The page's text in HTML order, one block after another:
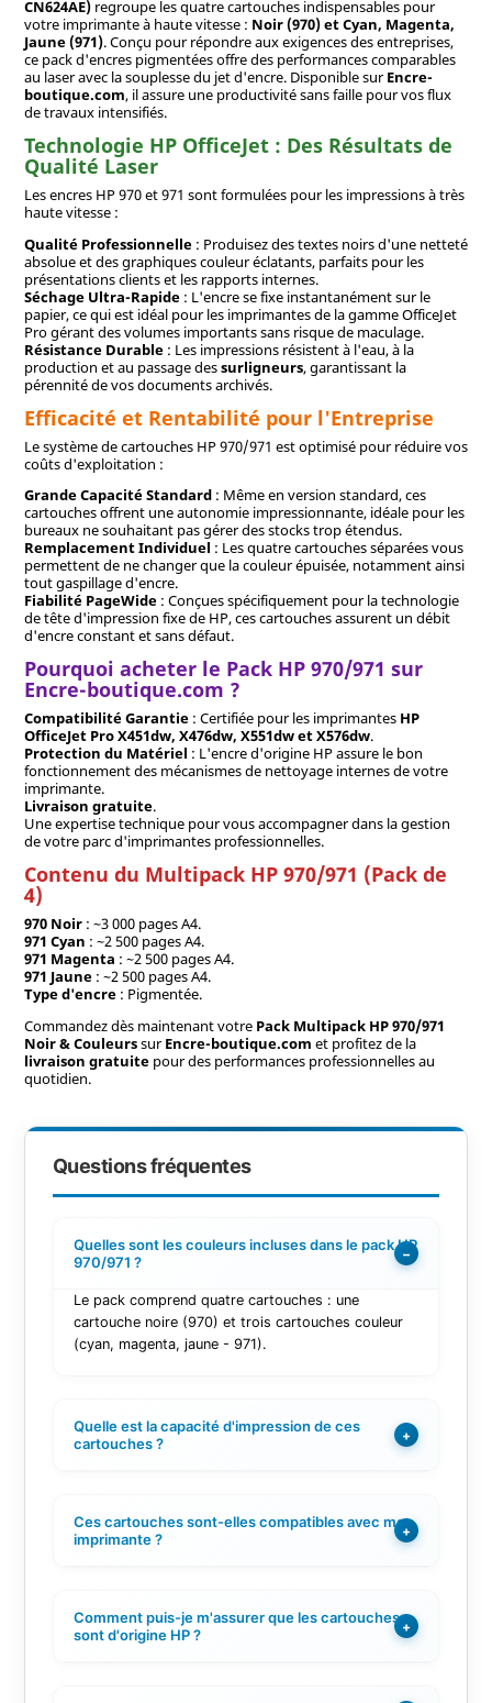
CN624AE)regroupe les quatre cartouches indispensables pour
votre imprimante à haute vitesse : Noir (970) et Cyan, Magenta,
Jaune (971). Conçu pour répondre aux exigences des entreprises,
ce pack d'encres pigmentées offre des performances comparables
au laser avec la souplesse du jet d'encre. Disponible surEncre-
boutique.com, il assure une productivité sans faille pour vos flux
de travaux intensifiés.
Technologie HP OfficeJet : Des Résultats de
Qualité Laser
Les encres HP 970 et 971 sont formulées pour les impressions à très
haute vitesse :
Qualité Professionnelle: Produisez des textes noirs d'une netteté
absolue et des graphiques couleur éclatants, parfaits pour les
présentations clients et les rapports internes.
Séchage Ultra-Rapide: L'encre se fixe instantanément sur le
papier, ce qui est idéal pour les imprimantes de la gamme OfficeJet
Pro gérant des volumes importants sans risque de maculage.
Résistance Durable: Les impressions résistent à l'eau, à la
production et au passage dessurligneurs, garantissant la
pérennité de vos documents archivés.
Efficacité et Rentabilité pour l'Entreprise
Le système de cartouches HP 970/971 est optimisé pour réduire vos
coûts d'exploitation :
Grande Capacité Standard: Même en version standard, ces
cartouches offrent une autonomie impressionnante, idéale pour les
bureaux ne souhaitant pas gérer des stocks trop étendus.
Remplacement Individuel : Les quatre cartouches séparées vous
permettent de ne changer que la couleur épuisée, notamment ainsi
tout gaspillage d'encre.
Fiabilité PageWide: Conçues spécifiquement pour la technologie
de tête d'impression fixe de HP, ces cartouches assurent un débit
d'encre constant et sans défaut.
Pourquoi acheter le Pack HP 970/971 sur
Encre-boutique.com ?
Compatibilité Garantie: Certifiée pour les imprimantes HP
OfficeJet Pro X451dw, X476dw, X551dw et X576dw.
Protection du Matériel : L'encre d'origine HP assure le bon
fonctionnement des mécanismes de nettoyage internes de votre
imprimante.
Livraison gratuite.
Une expertise technique pour vous accompagner dans la gestion
de votre parc d'imprimantes professionnelles.
Contenu du Multipack HP 970/971 (Pack de
4)
970 Noir: ~3 000 pages A4.
971 Cyan : ~2 500 pages A4.
971 Magenta : ~2 500 pages A4.
971 Jaune: ~2 500 pages A4.
Type d'encre: Pigmentée.
Commandez dès maintenant votre Pack Multipack HP 970/971
Noir & CouleurssurEncre-boutique.com et profitez de la
livraison gratuitepour des performances professionnelles au
quotidien.
Questions fréquentes
Quelles sont les couleurs incluses dans le pack HP
970/971 ?
−
Le pack comprend quatre cartouches : une
cartouche noire (970) et trois cartouches couleur
(cyan, magenta, jaune - 971).
Quelle est la capacité d'impression de ces
cartouches ?
+
Ces cartouches sont-elles compatibles avec mon
imprimante ?
+
Comment puis-je m'assurer que les cartouches
sont d'origine HP ?
+